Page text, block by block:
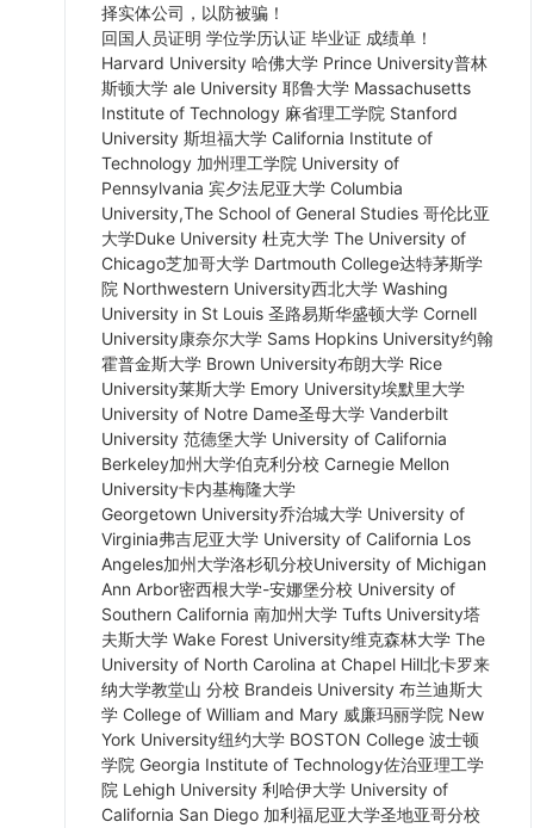
择实体公司，以防被骗！
回国人员证明 学位学历认证 毕业证 成绩单！
Harvard University 哈佛大学 Prince University普林
斯顿大学 ale University 耶鲁大学 Massachusetts
Institute of Technology 麻省理工学院 Stanford
University 斯坦福大学 California Institute of
Technology 加州理工学院 University of
Pennsylvania 宾夕法尼亚大学 Columbia
University,The School of General Studies 哥伦比亚
大学Duke University 杜克大学 The University of
Chicago芝加哥大学 Dartmouth College达特茅斯学
院 Northwestern University西北大学 Washing
University in St Louis 圣路易斯华盛顿大学 Cornell
University康奈尔大学 Sams Hopkins University约翰
霍普金斯大学 Brown University布朗大学 Rice
University莱斯大学 Emory University埃默里大学
University of Notre Dame圣母大学 Vanderbilt
University 范德堡大学 University of California
Berkeley加州大学伯克利分校 Carnegie Mellon
University卡内基梅隆大学
Georgetown University乔治城大学 University of
Virginia弗吉尼亚大学 University of California Los
Angeles加州大学洛杉矶分校University of Michigan
Ann Arbor密西根大学-安娜堡分校 University of
Southern California 南加州大学 Tufts University塔
夫斯大学 Wake Forest University维克森林大学 The
University of North Carolina at Chapel Hill北卡罗来
纳大学教堂山 分校 Brandeis University 布兰迪斯大
学 College of William and Mary 威廉玛丽学院 New
York University纽约大学 BOSTON College 波士顿
学院 Georgia Institute of Technology佐治亚理工学
院 Lehigh University 利哈伊大学 University of
California San Diego 加利福尼亚大学圣地亚哥分校